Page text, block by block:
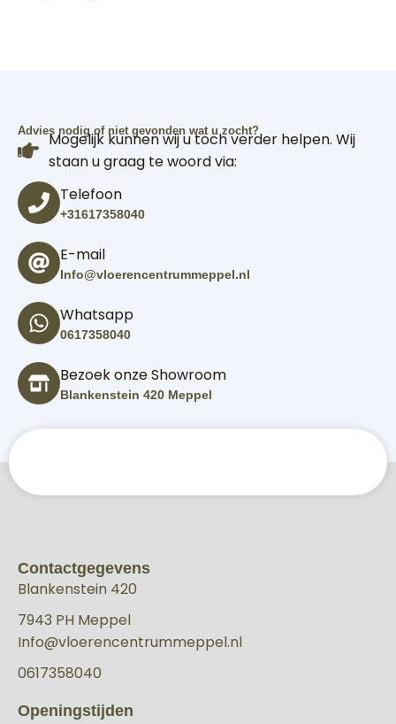
Advies nodig of niet gevonden wat u zocht?
Mogelijk kunnen wij u toch verder helpen. Wij
staan u graag te woord via:
Telefoon
+31617358040
E-mail
Info@vloerencentrummeppel.nl
Whatsapp
0617358040
Bezoek onze Showroom
Blankenstein 420 Meppel
Contactgegevens
Blankenstein 420
7943 PH Meppel
Info@vloerencentrummeppel.nl
0617358040
Openingstijden